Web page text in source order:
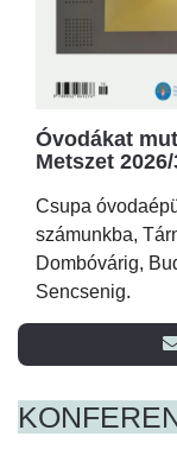
Óvodákat
Metszet
Csupa
számunkba,
Dombóvárig,
Sencsenig.